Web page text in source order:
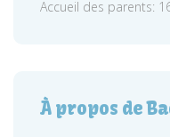
Accueil des parents:
À propos de